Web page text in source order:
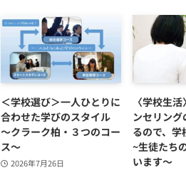
＜学校選び＞一人ひとりに
合わせた学びのスタイル
～クラーク柏・３つのコー
ス～
2026年7月26日
〈学校生
ンセリン
るので、学
~生徒たち
います～